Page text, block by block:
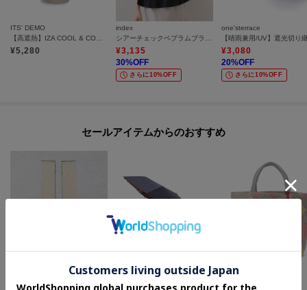
ITS' DEMO
【高遮熱】IZA COOL & COMPACT 折りたたみ傘 日傘
¥5,280
index
シアーチェックペプラムブラウス【防シワ／洗濯機OK】
¥3,135
30%OFF
さらに10%OFF
one'sterrace
¥3,080
20%OFF
さらに10%OFF
セールアイテムからのおすすめ
【ひんやり/UV】Wpc. UVカット接触冷感アームカバー
one'sterrace
【リンネル7月号掲載】デニムスカラ刺繍 折傘
one'sterrace
HE エスニカンバッグ